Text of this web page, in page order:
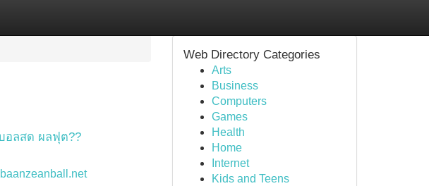
อลสด ผลฟุต??
Web Directory Categories
Arts
Business
Computers
Games
Health
Home
Internet
Kids and Teens